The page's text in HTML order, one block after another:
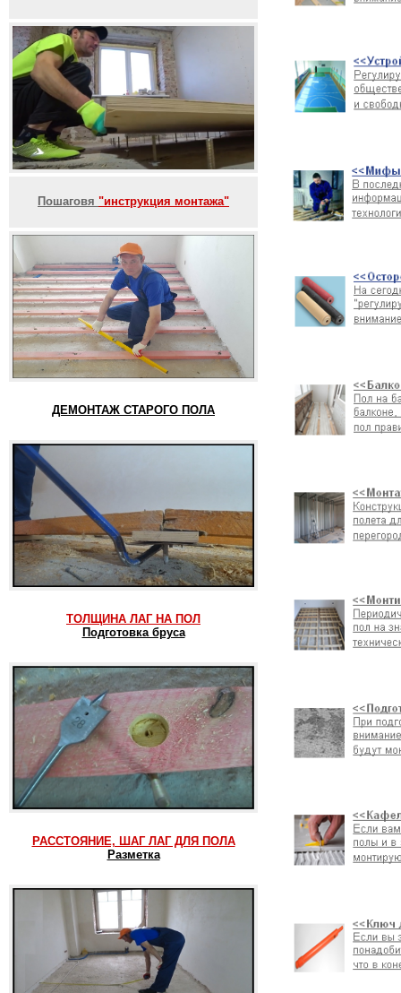
Пошаговя "инструкция монтажа"
ДЕМОНТАЖ СТАРОГО ПОЛА
ТОЛЩИНА ЛАГ НА ПОЛ
Подготовка бруса
РАССТОЯНИЕ, ШАГ ЛАГ ДЛЯ ПОЛА
Разметка